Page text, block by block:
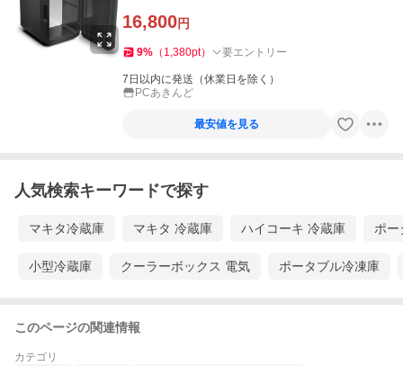
16,800円
9% （ 1,380pt） 要エントリー
7日以内に発送（休業日を除く）
PCあきんど
最安値を見る
人気検索キーワードで探す
マキタ冷蔵庫 マキタ 冷蔵庫 ハイコーキ 冷蔵庫 ポー
小型冷蔵庫 クーラーボックス 電気 ポータブル冷凍庫
このページの関連情報
カテゴリ